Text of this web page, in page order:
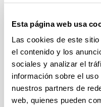
Esta página web usa
Las cookies de este
el contenido y los
sociales y analizar el
información sobre el
nuestros partners de
web, quienes pueden
Perfeccionamiento de
Gobierno Vasco 2026-2029
Plazo de presentación
El plazo para la
finaliza el 15/07/2026
PROYECTOS DE
PERSONAL NOVEL